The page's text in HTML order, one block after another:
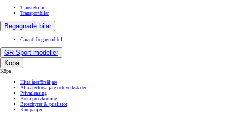
Tjänstebilar
Transportbilar
Begagnade bilar
Garanti begagnad bil
GR Sport-modeller
Köpa
Köpa
Hitta återförsäljare
Alla återförsäljare och verkstäder
Privatleasing
Boka provkörning
Broschyrer & prislistor
Kampanjer